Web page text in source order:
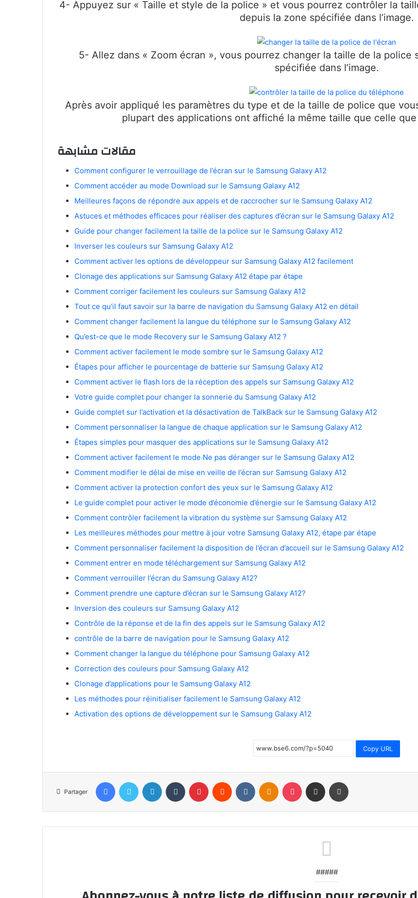
4- Appuyez sur « Taille et style de la police » et vous pourrez contrôler la
depuis la zone spécifiée dans l’image.
5- Allez dans « Zoom écran », vous pourrez changer la taille de la
spécifiée dans l’image.
Après avoir appliqué les paramètres du type et de la taille de police que
plupart des applications ont affiché la même taille que celle
مقالات مشابهة
Comment configurer le verrouillage de l’écran sur le Samsung Galaxy A12
Comment accéder au mode Download sur le Samsung Galaxy A12
Meilleures façons de répondre aux appels et de raccrocher sur le Samsung Galaxy A12
Astuces et méthodes efficaces pour réaliser des captures d’écran sur le Samsung Galaxy A12
Guide pour changer facilement la taille de la police sur le Samsung Galaxy A12
Inverser les couleurs sur Samsung Galaxy A12
Comment activer les options de développeur sur Samsung Galaxy A12 facilement
Clonage des applications sur Samsung Galaxy A12 étape par étape
Comment corriger facilement les couleurs sur Samsung Galaxy A12
Tout ce qu’il faut savoir sur la barre de navigation du Samsung Galaxy A12 en détail
Comment changer facilement la langue du téléphone sur le Samsung Galaxy A12
Qu’est-ce que le mode Recovery sur le Samsung Galaxy A12 ?
Comment activer facilement le mode sombre sur le Samsung Galaxy A12
Étapes pour afficher le pourcentage de batterie sur Samsung Galaxy A12
Comment activer le flash lors de la réception des appels sur Samsung Galaxy A12
Votre guide complet pour changer la sonnerie du Samsung Galaxy A12
Guide complet sur l’activation et la désactivation de TalkBack sur le Samsung Galaxy A12
Comment personnaliser la langue de chaque application sur le Samsung Galaxy A12
Étapes simples pour masquer des applications sur le Samsung Galaxy A12
Comment activer facilement le mode Ne pas déranger sur le Samsung Galaxy A12
Comment modifier le délai de mise en veille de l’écran sur Samsung Galaxy A12
Comment activer la protection confort des yeux sur le Samsung Galaxy A12
Le guide complet pour activer le mode d’économie d’énergie sur le Samsung Galaxy A12
Comment contrôler facilement la vibration du système sur Samsung Galaxy A12
Les meilleures méthodes pour mettre à jour votre Samsung Galaxy A12, étape par étape
Comment personnaliser facilement la disposition de l’écran d’accueil sur le Samsung Galaxy A12
Comment entrer en mode téléchargement sur Samsung Galaxy A12
Comment verrouiller l’écran du Samsung Galaxy A12?
Comment prendre une capture d’écran sur le Samsung Galaxy A12?
Inversion des couleurs sur Samsung Galaxy A12
Contrôle de la réponse et de la fin des appels sur le Samsung Galaxy A12
contrôle de la barre de navigation pour le Samsung Galaxy A12
Comment changer la langue du téléphone pour Samsung Galaxy A12
Correction des couleurs pour Samsung Galaxy A12
Clonage d’applications pour le Samsung Galaxy A12
Les méthodes pour réinitialiser facilement le Samsung Galaxy A12
Activation des options de développement sur le Samsung Galaxy A12
Copy URL
Partager
FacebookTwitter Linkedin Tumblr Pinterest Reddit VKontakteOdnoklassniki
Pocket Partager par email
#####